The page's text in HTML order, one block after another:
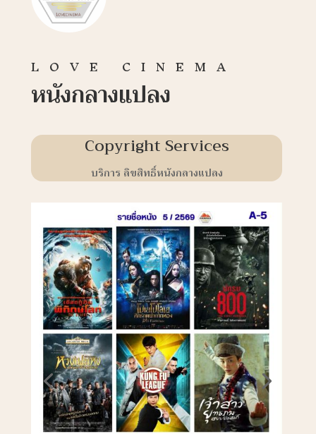
LOVE CINEMA
หนังกลางแปลง
Copyright Services
บริการ ลิขสิทธิ์หนังกลางแปลง